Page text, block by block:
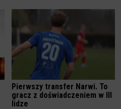
Pierwszy transfer Narwi. To
gracz z doświadczeniem w III
lidze